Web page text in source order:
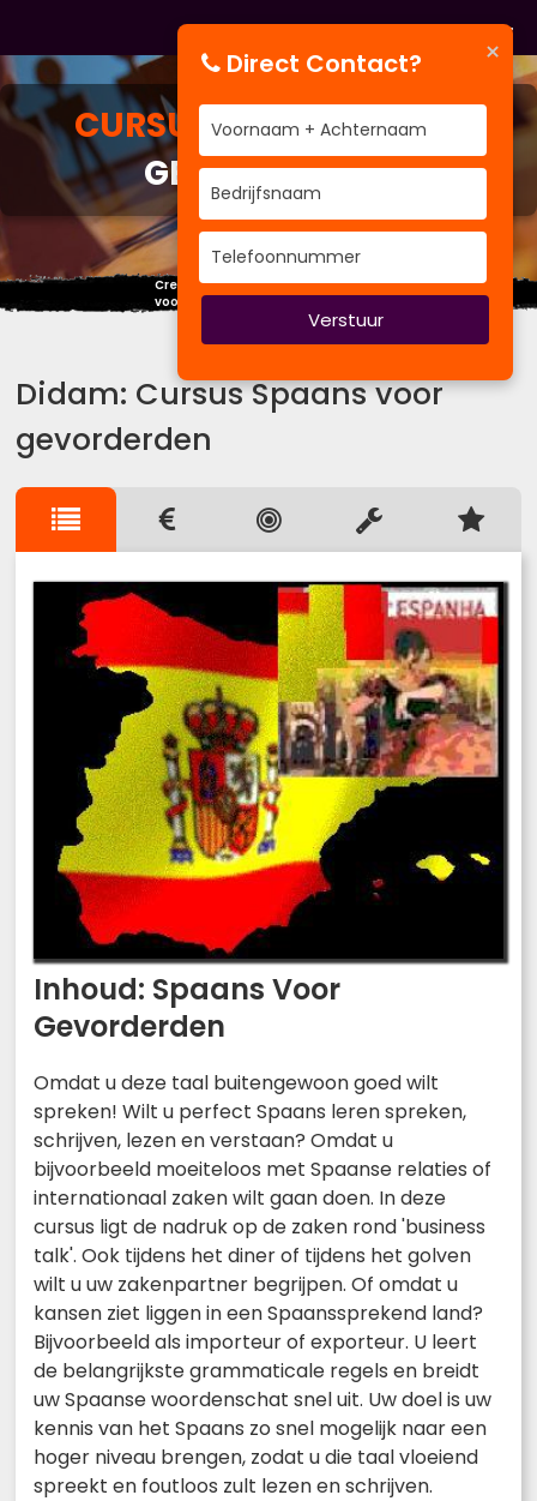
CURSUSSPAANS VOOR
GEVORDERDEN
Creëer nu je eigen toekomst,
voordat een ander het voor je doet.
Didam: Cursus Spaans voor
gevorderden
Inhoud: Spaans Voor
Gevorderden
Omdat u deze taal buitengewoon goed wilt
spreken! Wilt u perfect Spaans leren spreken,
schrijven, lezen en verstaan? Omdat u
bijvoorbeeld moeiteloos met Spaanse relaties of
internationaal zaken wilt gaan doen. In deze
cursus ligt de nadruk op de zaken rond 'business
talk'. Ook tijdens het diner of tijdens het golven
wilt u uw zakenpartner begrijpen. Of omdat u
kansen ziet liggen in een Spaanssprekend land?
Bijvoorbeeld als importeur of exporteur. U leert
de belangrijkste grammaticale regels en breidt
uw Spaanse woordenschat snel uit. Uw doel is uw
kennis van het Spaans zo snel mogelijk naar een
hoger niveau brengen, zodat u die taal vloeiend
spreekt en foutloos zult lezen en schrijven.
×
Direct Contact?
Verstuur